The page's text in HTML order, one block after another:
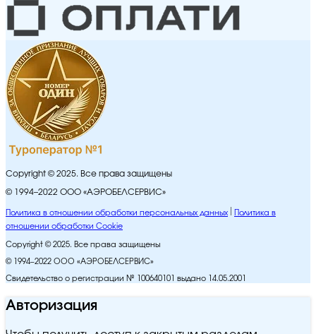
Copyright © 2025. Все права защищены
© 1994–2022 ООО «АЭРОБЕЛСЕРВИС»
Политика в отношении обработки персональных данных
Политика в
отношении обработки Cookie
Copyright © 2025. Все права защищены
© 1994–2022 ООО «АЭРОБЕЛСЕРВИС»
Свидетельство о регистрации № 100640101 выдано 14.05.2001
Авторизация